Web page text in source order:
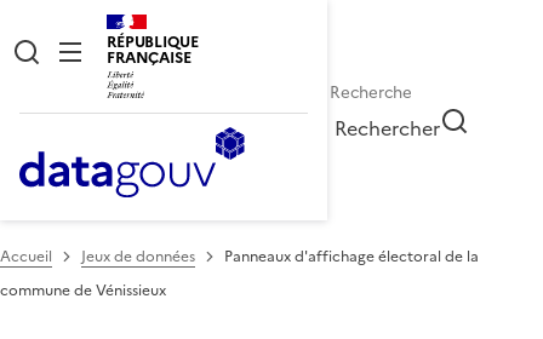
RÉPUBLIQUE
FRANÇAISE
Rechercher
Accueil Jeux de données
Panneaux d'affichage électoral de la
commune de Vénissieux